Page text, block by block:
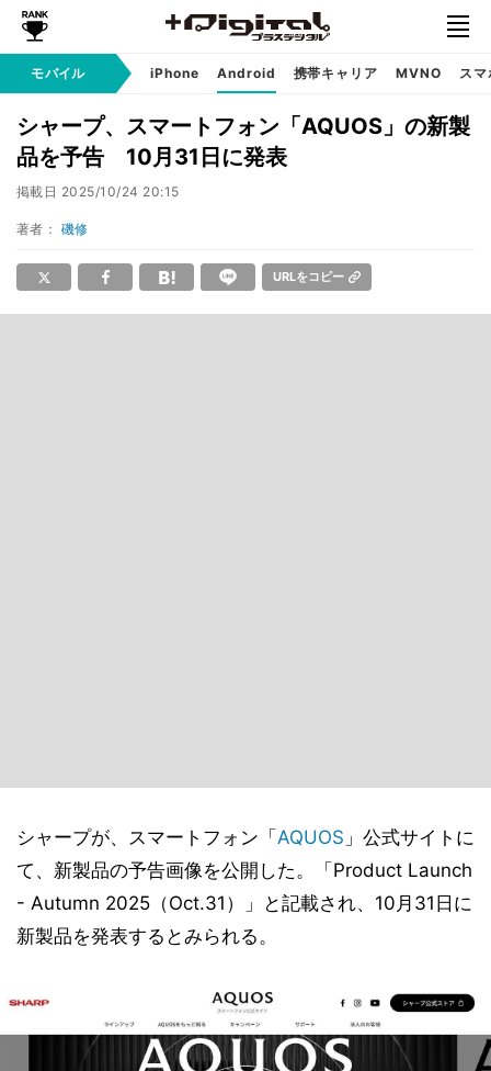
モバイル iPhone Android 携帯キャリア MVNO ス
シャープ、スマートフォン「AQUOS」の新製
品を予告 10月31日に発表
掲載日 2025/10/24 20:15
著者： 磯修
URLをコピー
シャープが、スマートフォン「 AQUOS 」公式サイトに
て、新製品の予告画像を公開した。「Product Launch
- Autumn 2025（Oct.31）」と記載され、10月31日に
新製品を発表するとみられる。